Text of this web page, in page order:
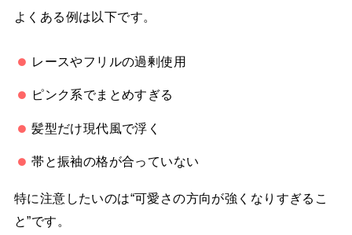
よくある例は以下です。
レースやフリルの過剰使用
ピンク系でまとめすぎる
髪型だけ現代風で浮く
帯と振袖の格が合っていない
特に注意したいのは“可愛さの方向が強くなりすぎるこ
と”です。